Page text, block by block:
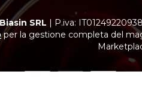
SRL | P.iva: IT01249220938
per la gestione completa del